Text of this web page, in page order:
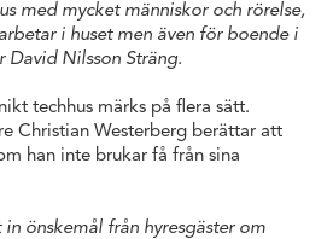
med mycket människor och rörelse,
i huset men även för boende i
David Nilsson Sträng.
techhus märks på flera sätt.
Christian Westerberg berättar att
han inte brukar få från sina
önskemål från hyresgäster om